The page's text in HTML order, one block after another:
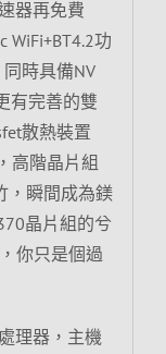
器再免費
功
時具備NV
有完善的雙
散熱裝置
高階晶片組
，瞬間成為鎂
晶片組的兮
你只是個過
理器，主機